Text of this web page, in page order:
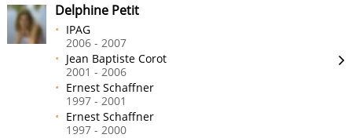
Delphine Petit
IPAG
2006 - 2007
Jean Baptiste Corot
2001 - 2006
Ernest Schaffner
1997 - 2001
Ernest Schaffner
1997 - 2000